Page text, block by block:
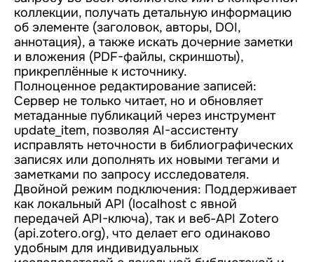
коллекции, получать детальную информацию
об элементе (заголовок, авторы, DOI,
аннотация), а также искать дочерние заметки
и вложения (PDF-файлы, скриншоты),
прикреплённые к источнику.
Полноценное редактирование записей:
Сервер не только читает, но и обновляет
метаданные публикаций через инструмент
update_item, позволяя AI-ассистенту
исправлять неточности в библиографических
записях или дополнять их новыми тегами и
заметками по запросу исследователя.
Двойной режим подключения: Поддерживает
как локальный API (localhost с явной
передачей API-ключа), так и веб-API Zotero
(api.zotero.org), что делает его одинаково
удобным для индивидуальных